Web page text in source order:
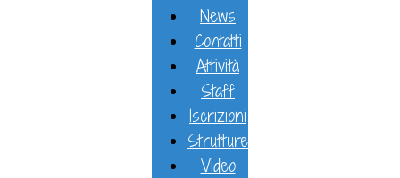
News
Contatti
Attività
Staff
Iscrizioni
Strutture
Video